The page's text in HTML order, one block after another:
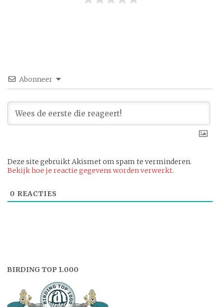
Abonneer
Deze site gebruikt Akismet om spam te verminderen.
Bekijk hoe je reactie gegevens worden verwerkt.
0 REACTIES
BIRDING TOP 1.000